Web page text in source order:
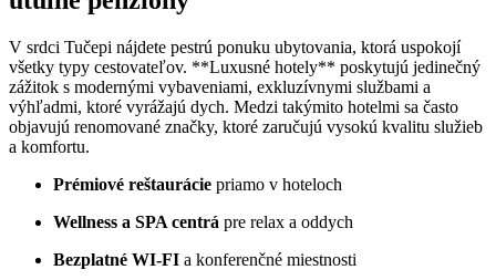
V srdci Tučepi nájdete pestrú ponuku ubytovania, ktorá uspokojí
všetky typy cestovateľov. **Luxusné hotely** poskytujú jedinečný
zážitok s modernými vybaveniami, exkluzívnymi službami a
výhľadmi, ktoré vyrážajú dych. Medzi takýmito hotelmi sa často
objavujú renomované značky, ktoré zaručujú vysokú kvalitu služieb
a komfortu.
Prémiové reštaurácie priamo v hoteloch
Wellness a SPA centrá pre relax a oddych
Bezplatné WI-FI a konferenčné miestnosti